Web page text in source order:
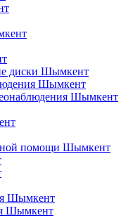
диски Шымкент
Шымкент
Шымкент
помощи Шымкент
Шымкент
Шымкент